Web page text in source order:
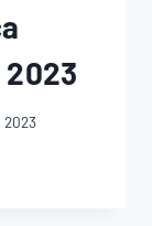
2023